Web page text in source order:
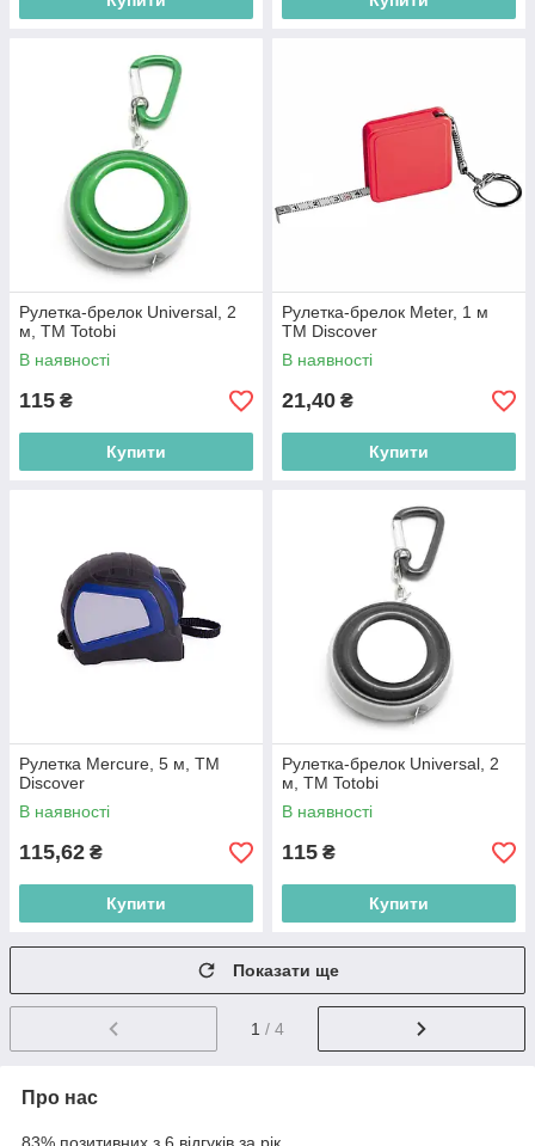
Рулетка-брелок Universal, 2
м, ТМ Totobi
В наявності
115 ₴
Купити
Рулетка-брелок Meter, 1 м
ТМ Discover
В наявності
21,40 ₴
Купити
Рулетка Mercure, 5 м, ТМ
Discover
В наявності
115,62 ₴
Купити
Рулетка-брелок Universal, 2
м, ТМ Totobi
В наявності
115 ₴
Купити
Показати ще
1 / 4
Про нас